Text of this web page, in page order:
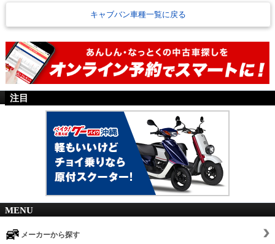
キャブバン車種一覧に戻る
注目
MENU
メーカーから探す